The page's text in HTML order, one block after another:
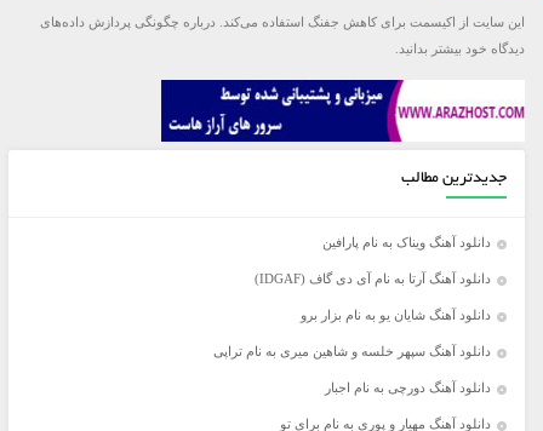
این سایت از اکیسمت برای کاهش جفنگ استفاده می‌کند. درباره چگونگی پردازش داده‌های
دیدگاه خود بیشتر بدانید.
جدیدترین مطالب
دانلود آهنگ ویناک به نام پارافین
دانلود آهنگ آرتا به نام آی دی گاف (IDGAF)
دانلود آهنگ شایان یو به نام بزار برو
دانلود آهنگ سپهر خلسه و شاهین میری به نام تراپی
دانلود آهنگ دورچی به نام اجبار
دانلود آهنگ مهیار و پوری به نام برای تو